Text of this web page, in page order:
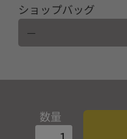
ショップバッグ
数量